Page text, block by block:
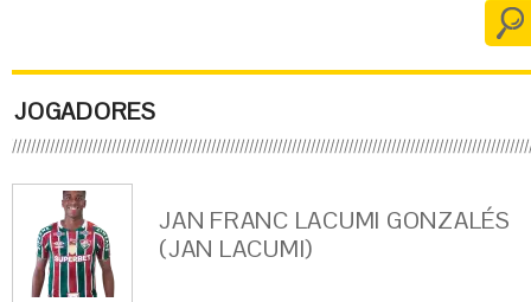
JOGADORES
JAN FRANC LACUMI GONZALÉS
(JAN LACUMI)